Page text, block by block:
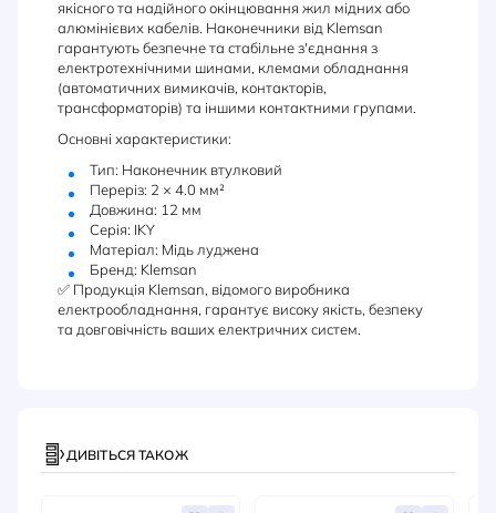
якісного та надійного окінцювання жил мідних або
алюмінієвих кабелів. Наконечники від Klemsan
гарантують безпечне та стабільне з'єднання з
електротехнічними шинами, клемами обладнання
(автоматичних вимикачів, контакторів,
трансформаторів) та іншими контактними групами.
Основні характеристики:
Тип: Наконечник втулковий
Переріз: 2 × 4.0 мм²
Довжина: 12 мм
Серія: IKY
Матеріал: Мідь луджена
Бренд: Klemsan
✅ Продукція Klemsan, відомого виробника
електрообладнання, гарантує високу якість, безпеку
та довговічність ваших електричних систем.
ДИВІТЬСЯ ТАКОЖ